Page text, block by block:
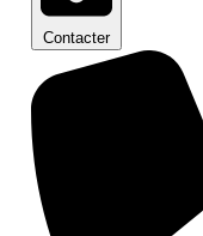
Contacter